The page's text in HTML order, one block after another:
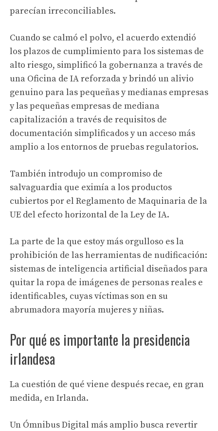
parecían irreconciliables.
Cuando se calmó el polvo, el acuerdo extendió
los plazos de cumplimiento para los sistemas de
alto riesgo, simplificó la gobernanza a través de
una Oficina de IA reforzada y brindó un alivio
genuino para las pequeñas y medianas empresas
y las pequeñas empresas de mediana
capitalización a través de requisitos de
documentación simplificados y un acceso más
amplio a los entornos de pruebas regulatorios.
También introdujo un compromiso de
salvaguardia que eximía a los productos
cubiertos por el Reglamento de Maquinaria de la
UE del efecto horizontal de la Ley de IA.
La parte de la que estoy más orgulloso es la
prohibición de las herramientas de nudificación:
sistemas de inteligencia artificial diseñados para
quitar la ropa de imágenes de personas reales e
identificables, cuyas víctimas son en su
abrumadora mayoría mujeres y niñas.
Por qué es importante la presidencia
irlandesa
La cuestión de qué viene después recae, en gran
medida, en Irlanda.
Un Ómnibus Digital más amplio busca revertir